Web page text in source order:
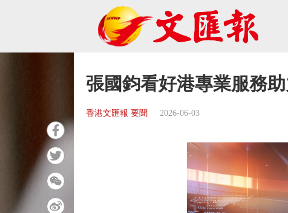
張國鈞看好港專業服務
香港文匯報 要聞 2026-06-03